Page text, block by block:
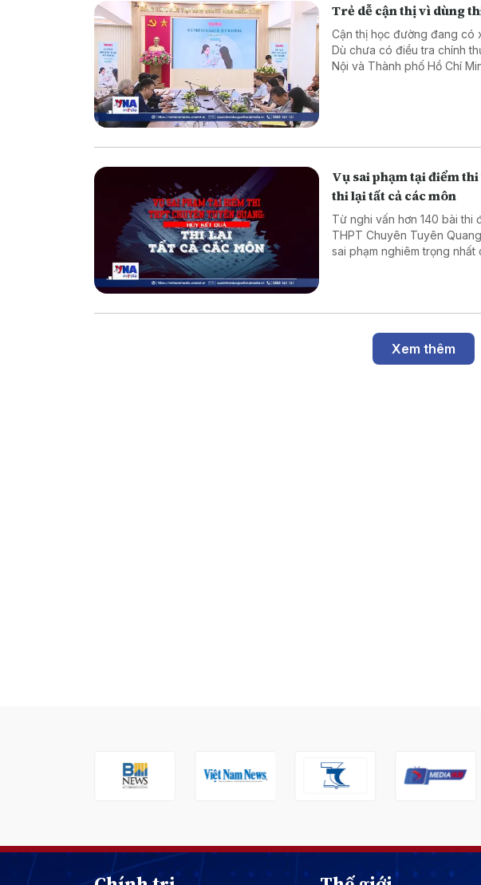
Trẻ dễ cận thị vì dùng
Cận thị học đường đang có
Dù chưa có điều tra chính
Nội và Thành phố Hồ Chí
Vụ sai phạm tại điểm
thi lại tất cả các môn
Từ nghi vấn hơn 140 bài thi
THPT Chuyên Tuyên
sai phạm nghiêm trọng nhất
thí sinh tại điểm thi này, tổ
án xét tuyển riêng nhằm
thi trên phạm vi cả nước.
Xem thêm